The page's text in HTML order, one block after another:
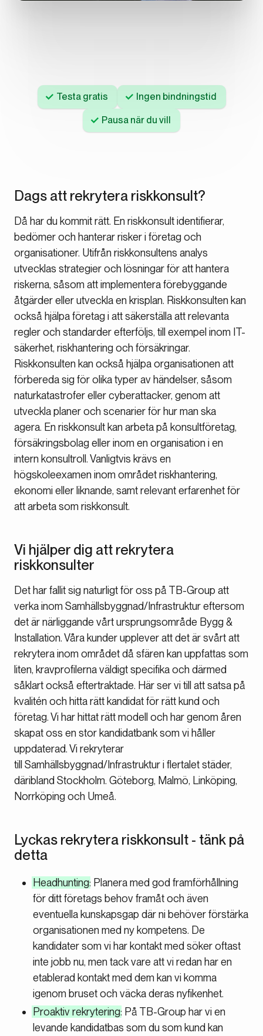
Testa gratis Ingen bindningstid
Pausa när du vill
Dags att rekrytera riskkonsult?
Då har du kommit rätt. En riskkonsult identifierar,
bedömer och hanterar risker i företag och
organisationer. Utifrån riskkonsultens analys
utvecklas strategier och lösningar för att hantera
riskerna, såsom att implementera förebyggande
åtgärder eller utveckla en krisplan. Riskkonsulten kan
också hjälpa företag i att säkerställa att relevanta
regler och standarder efterföljs, till exempel inom IT-
säkerhet, riskhantering och försäkringar.
Riskkonsulten kan också hjälpa organisationen att
förbereda sig för olika typer av händelser, såsom
naturkatastrofer eller cyberattacker, genom att
utveckla planer och scenarier för hur man ska
agera. En riskkonsult kan arbeta på konsultföretag,
försäkringsbolag eller inom en organisation i en
intern konsultroll. Vanligtvis krävs en
högskoleexamen inom området riskhantering,
ekonomi eller liknande, samt relevant erfarenhet för
att arbeta som riskkonsult.
Vi hjälper dig att rekrytera
riskkonsulter
Det har fallit sig naturligt för oss på TB-Group att
verka inom Samhällsbyggnad/Infrastruktur eftersom
det är närliggande vårt ursprungsområde Bygg &
Installation. Våra kunder upplever att det är svårt att
rekrytera inom området då sfären kan uppfattas som
liten, kravprofilerna väldigt specifika och därmed
såklart också eftertraktade. Här ser vi till att satsa på
kvalitén och hitta rätt kandidat för rätt kund och
företag. Vi har hittat rätt modell och har genom åren
skapat oss en stor kandidatbank som vi håller
uppdaterad. Vi rekryterar
till Samhällsbyggnad/Infrastruktur i flertalet städer,
däribland Stockholm. Göteborg, Malmö, Linköping,
Norrköping och Umeå.
Lyckas rekrytera riskkonsult - tänk på
detta
Headhunting: Planera med god framförhållning
för ditt företags behov framåt och även
eventuella kunskapsgap där ni behöver förstärka
organisationen med ny kompetens. De
kandidater som vi har kontakt med söker oftast
inte jobb nu, men tack vare att vi redan har en
etablerad kontakt med dem kan vi komma
igenom bruset och väcka deras nyfikenhet.
Proaktiv rekrytering: På TB-Group har vi en
levande kandidatbas som du som kund kan